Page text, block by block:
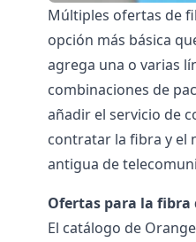
Múltiples ofertas de
opción más básica
agrega una o varias
combinaciones de
añadir el servicio de
contratar la fibra y el
antigua de
Ofertas para la fibra
El catálogo de